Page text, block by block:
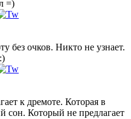
=)
без очков. Никто не узнает.
к дремоте. Которая в
сон. Который не предлагает